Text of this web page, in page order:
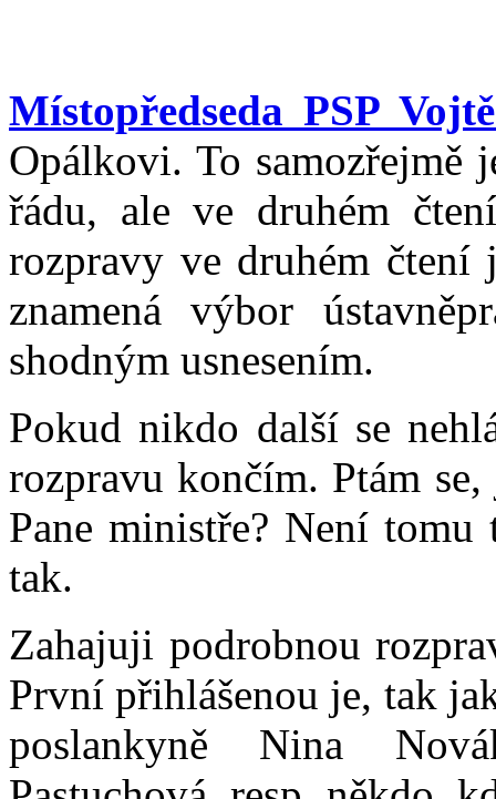
Místopředseda PSP
Opálkovi. To samozřejmě
řádu, ale ve druhém
rozpravy ve druhém
znamená výbor
shodným usnesením.
Pokud nikdo další se
rozpravu končím. Ptám
Pane ministře? Není
tak.
Zahajuji podrobnou
První přihlášenou je, tak
poslankyně Nina